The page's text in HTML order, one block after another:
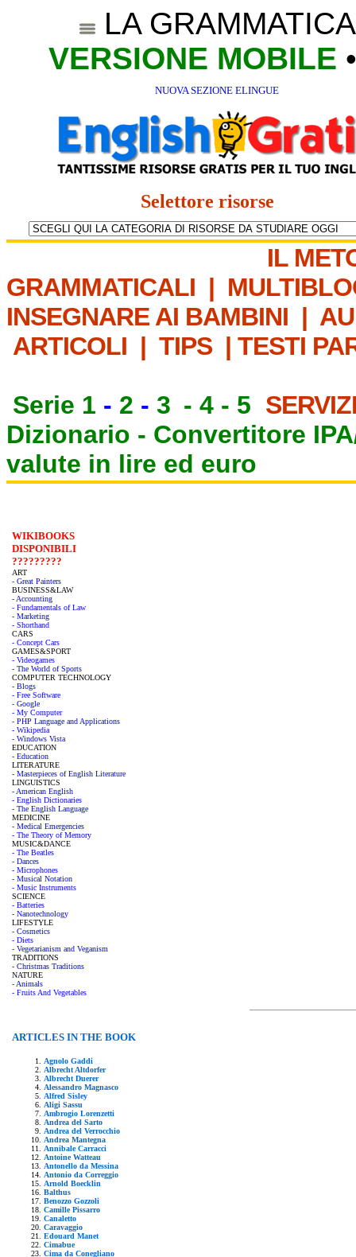
LA
VERSIONE MOBILE
NUOVA SEZIONE ELINGUE
Selettore risorse
IL
GRAMMATICALI |
INSEGNARE AI BAMBINI |
ARTICOLI | TIPS | TESTI
Serie 1 - 2 - 3 - 4 - 5
Dizionario - Convertitore
valute in lire ed euro
WIKIBOOKS
DISPONIBILI
?????????
ART
- Great Painters
BUSINESS&LAW
- Accounting
- Fundamentals of Law
- Marketing
- Shorthand
CARS
- Concept Cars
GAMES&SPORT
- Videogames
- The World of Sports
COMPUTER TECHNOLOGY
- Blogs
- Free Software
- Google
- My Computer
- PHP Language and Applications
- Wikipedia
- Windows Vista
EDUCATION
- Education
LITERATURE
- Masterpieces of English Literature
LINGUISTICS
- American English
- English Dictionaries
- The English Language
MEDICINE
- Medical Emergencies
- The Theory of Memory
MUSIC&DANCE
- The Beatles
- Dances
- Microphones
- Musical Notation
- Music Instruments
SCIENCE
- Batteries
- Nanotechnology
LIFESTYLE
- Cosmetics
- Diets
- Vegetarianism and Veganism
TRADITIONS
- Christmas Traditions
NATURE
- Animals
- Fruits And Vegetables
ARTICLES IN THE BOOK
Agnolo Gaddi
Albrecht Altdorfer
Albrecht Duerer
Alessandro Magnasco
Alfred Sisley
Aligi Sassu
Ambrogio Lorenzetti
Andrea del Sarto
Andrea del Verrocchio
Andrea Mantegna
Annibale Carracci
Antoine Watteau
Antonello da Messina
Antonio da Correggio
Arnold Boecklin
Balthus
Benozzo Gozzoli
Camille Pissarro
Canaletto
Caravaggio
Edouard Manet
Cimabue
Cima da Conegliano